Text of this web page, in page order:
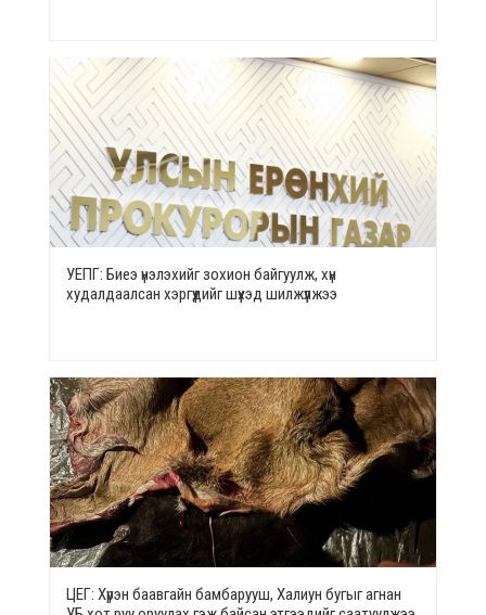
УЕПГ: Биеэ үнэлэхийг зохион байгуулж, хүн
худалдаалсан хэргүүдийг шүүхэд шилжүүлжээ
ЦЕГ: Хүрэн баавгайн бамбарууш, Халиун бугыг агнан